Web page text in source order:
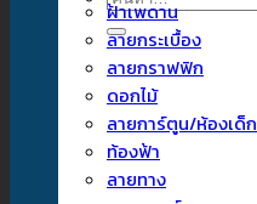
ฝ้าเพดาน
ลายกระเบื้อง
ลายกราฟฟิก
ดอกไม้
ลายการ์ตูน/ห้องเด็ก
ท้องฟ้า
ลายทาง